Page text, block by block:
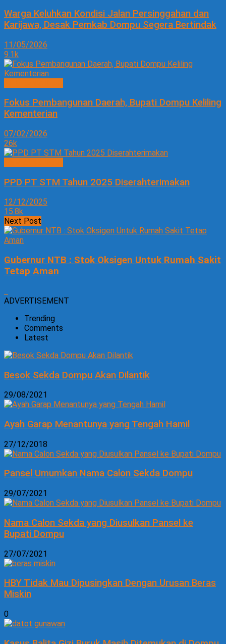
Warga Keluhkan Kondisi Jalan Persinggahan dan
Karijawa, Desak Pemkab Dompu Segera Bertindak
11/05/2026
9.1k
Fokus Pembangunan Daerah, Bupati Dompu Keliling
Kementerian
07/02/2026
26k
PPD PT STM Tahun 2025 Diserahterimakan
12/12/2025
15.8k
Next Post
Gubernur NTB : Stok Oksigen Untuk Rumah Sakit
Tetap Aman
ADVERTISEMENT
Trending
Comments
Latest
Besok Sekda Dompu Akan Dilantik
29/08/2021
Ayah Garap Menantunya yang Tengah Hamil
27/12/2018
Pansel Umumkan Nama Calon Sekda Dompu
29/07/2021
Nama Calon Sekda yang Diusulkan Pansel ke
Bupati Dompu
27/07/2021
HBY Tidak Mau Dipusingkan Dengan Urusan Beras
Miskin
0